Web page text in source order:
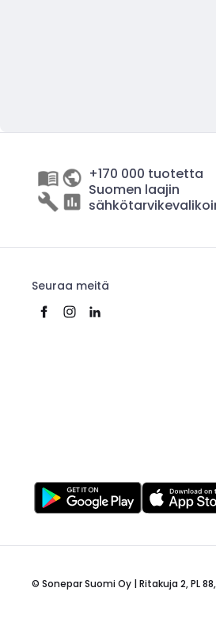
+170 000 tuotetta
Suomen laajin
Seuraa meitä
© Sonepar Suomi Oy | Ritakuja 2, PL